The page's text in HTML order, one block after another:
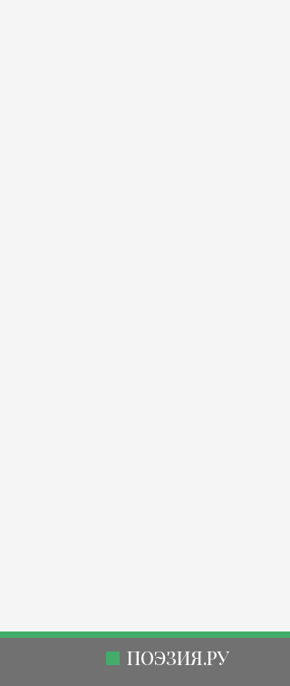
ПОЭЗИЯ.РУ